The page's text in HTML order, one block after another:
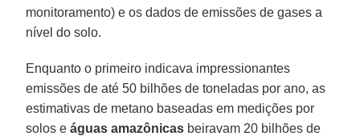
monitoramento) e os dados de emissões de gases a
nível do solo.
Enquanto o primeiro indicava impressionantes
emissões de até 50 bilhões de toneladas por ano, as
estimativas de metano baseadas em medições por
solos eáguas amazônicas beiravam 20 bilhões de